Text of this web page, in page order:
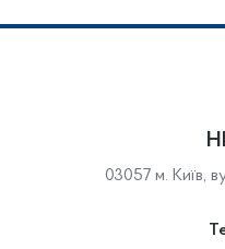
03057 м. Київ,